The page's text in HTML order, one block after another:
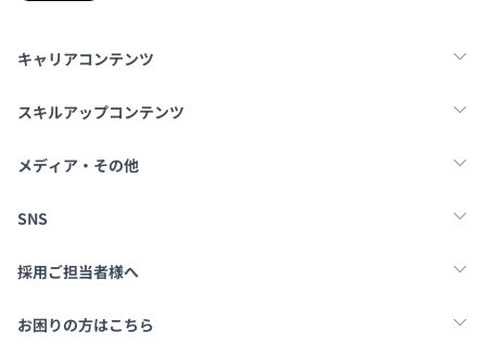
キャリアコンテンツ
転職・キャリア
スキルアップコンテンツ
学習
メディア・その他
Tech Team Journal
SNS
X
採用ご担当者様へ
採用・教育をお考えの企業様へ
お困りの方はこちら